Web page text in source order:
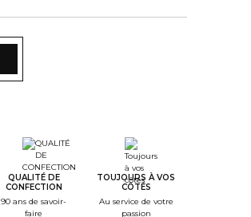
QUALITÉ DE
CONFECTION
90 ans de savoir-
faire
TOUJOURS À VOS
CÔTÉS
Au service de votre
passion